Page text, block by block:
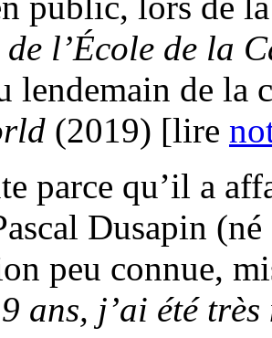
l’École de la
lendemain de
(2019) [lire
parce qu’il a
Dusapin
peu connue,
ans, j’ai été